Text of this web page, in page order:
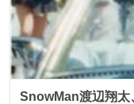
SnowMan渡辺翔太